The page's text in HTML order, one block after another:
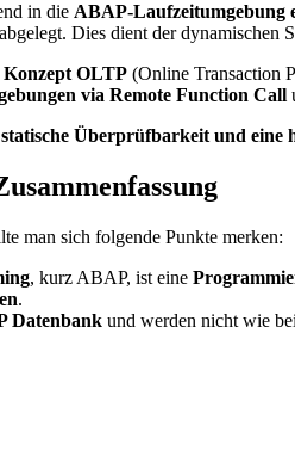
in die ABAP-Laufzeitumgebung
Dies dient der dynamischen
Konzept OLTP (Online Transaction
via Remote Function Call
statische Überprüfbarkeit und eine
man sich folgende Punkte merken:
, kurz ABAP, ist eine
.
Datenbank und werden nicht wie